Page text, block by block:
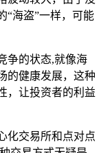
“海盗”一样，可能
争的状态,就像海
的健康发展，这种
，让投资者的利益
化交易所和点对点